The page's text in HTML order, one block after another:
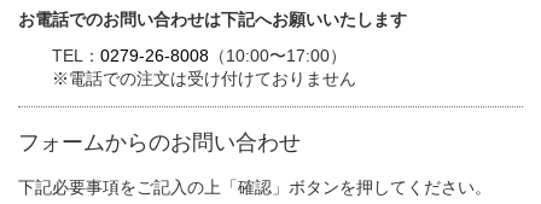
お電話でのお問い合わせは下記へお願いいたします
TEL： 0279-26-8008 （10:00〜17:00）
※電話での注文は受け付けておりません
フォームからのお問い合わせ
下記必要事項をご記入の上「確認」ボタンを押してください。